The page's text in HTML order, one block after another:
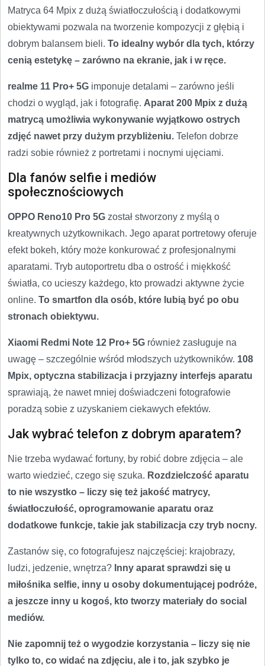
Matryca 64 Mpix z dużą światłoczułością i dodatkowymi
obiektywami pozwala na tworzenie kompozycji z głębią i
dobrym balansem bieli. To idealny wybór dla tych, którzy
cenią estetykę – zarówno na ekranie, jak i w ręce.
realme 11 Pro+ 5G imponuje detalami – zarówno jeśli
chodzi o wygląd, jak i fotografię. Aparat 200 Mpix z dużą
matrycą umożliwia wykonywanie wyjątkowo ostrych
zdjęć nawet przy dużym przybliżeniu. Telefon dobrze
radzi sobie również z portretami i nocnymi ujęciami.
Dla fanów selfie i mediów
społecznościowych
OPPO Reno10 Pro 5G został stworzony z myślą o
kreatywnych użytkownikach. Jego aparat portretowy oferuje
efekt bokeh, który może konkurować z profesjonalnymi
aparatami. Tryb autoportretu dba o ostrość i miękkość
światła, co ucieszy każdego, kto prowadzi aktywne życie
online. To smartfon dla osób, które lubią być po obu
stronach obiektywu.
Xiaomi Redmi Note 12 Pro+ 5G również zasługuje na
uwagę – szczególnie wśród młodszych użytkowników. 108
Mpix, optyczna stabilizacja i przyjazny interfejs aparatu
sprawiają, że nawet mniej doświadczeni fotografowie
poradzą sobie z uzyskaniem ciekawych efektów.
Jak wybrać telefon z dobrym aparatem?
Nie trzeba wydawać fortuny, by robić dobre zdjęcia – ale
warto wiedzieć, czego się szuka. Rozdzielczość aparatu
to nie wszystko – liczy się też jakość matrycy,
światłoczułość, oprogramowanie aparatu oraz
dodatkowe funkcje, takie jak stabilizacja czy tryb nocny.
Zastanów się, co fotografujesz najczęściej: krajobrazy,
ludzi, jedzenie, wnętrza? Inny aparat sprawdzi się u
miłośnika selfie, inny u osoby dokumentującej podróże,
a jeszcze inny u kogoś, kto tworzy materiały do social
mediów.
Nie zapomnij też o wygodzie korzystania – liczy się nie
tylko to, co widać na zdjęciu, ale i to, jak szybko je